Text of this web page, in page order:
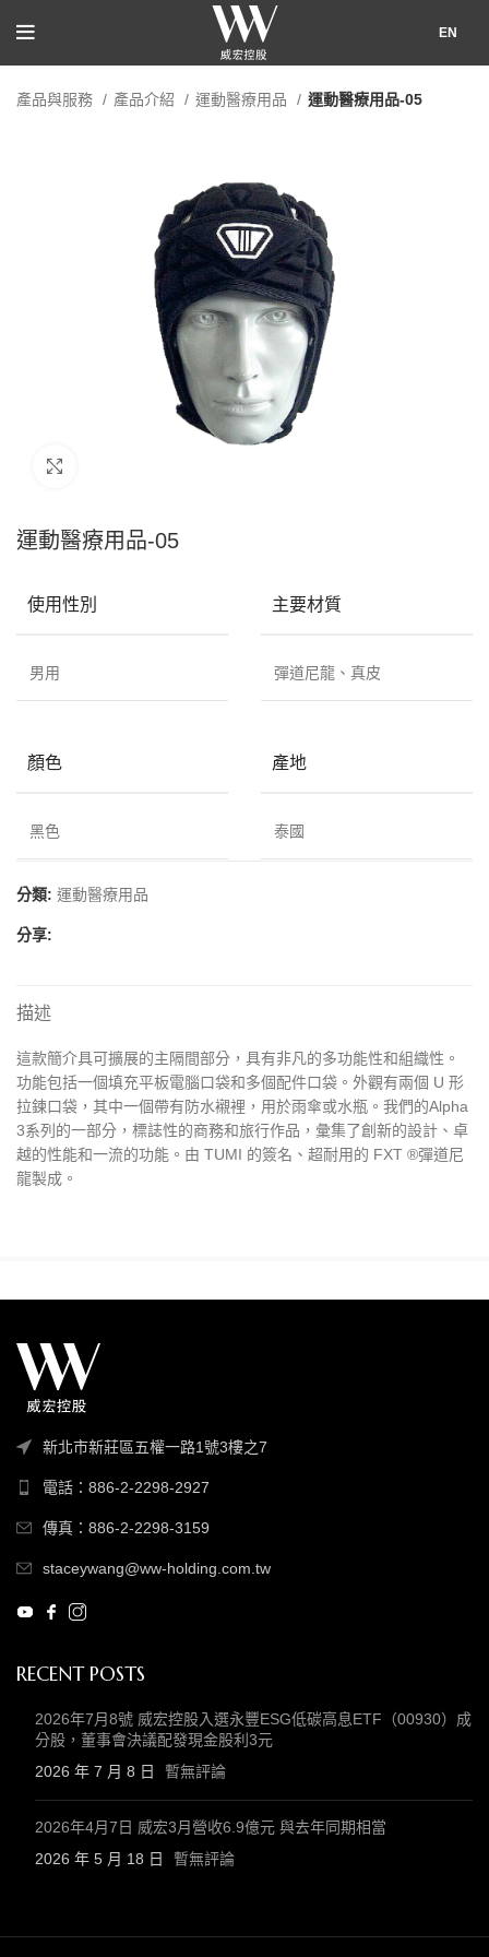
EN
產品與服務 產品介紹 運動醫療用品 運動醫療用品-05
運動醫療用品-05
使用性別
男用
主要材質
彈道尼龍、真皮
顏色
黑色
產地
泰國
分類: 運動醫療用品
分享:
描述
這款簡介具可擴展的主隔間部分，具有非凡的多功能性和組織性。
功能包括一個填充平板電腦口袋和多個配件口袋。外觀有兩個 U 形
拉鍊口袋，其中一個帶有防水襯裡，用於雨傘或水瓶。我們的Alpha
3系列的一部分，標誌性的商務和旅行作品，彙集了創新的設計、卓
越的性能和一流的功能。由 TUMI 的簽名、超耐用的 FXT ®彈道尼
龍製成。
新北市新莊區五權一路1號3樓之7
電話：886-2-2298-2927
傳真：886-2-2298-3159
staceywang@ww-holding.com.tw
RECENT POSTS
2026年7月8號 威宏控股入選永豐ESG低碳高息ETF（00930）成
分股，董事會決議配發現金股利3元
2026 年 7 月 8 日
暫無評論
2026年4月7日 威宏3月營收6.9億元 與去年同期相當
2026 年 5 月 18 日
暫無評論